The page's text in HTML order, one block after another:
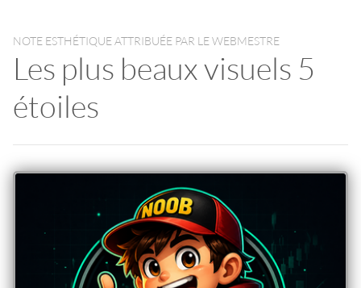
NOTE ESTHÉTIQUE ATTRIBUÉE PAR LE WEBMESTRE
Les plus beaux visuels 5
étoiles